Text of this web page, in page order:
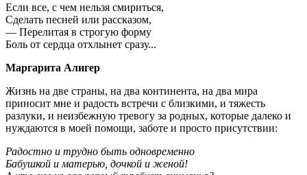
Если все, с чем нельзя смириться,
Сделать песней или рассказом,
— Перелитая в строгую форму
Боль от сердца отхлынет сразу...
Маргарита Алигер
Жизнь на две страны, на два континента, на два мира
приносит мне и радость встречи с близкими, и тяжесть
разлуки, и неизбежную тревогу за родных, которые далеко и
нуждаются в моей помощи, заботе и просто присутствии:
Радостно и трудно быть одновременно
Бабушкой и матерью, дочкой и женой!